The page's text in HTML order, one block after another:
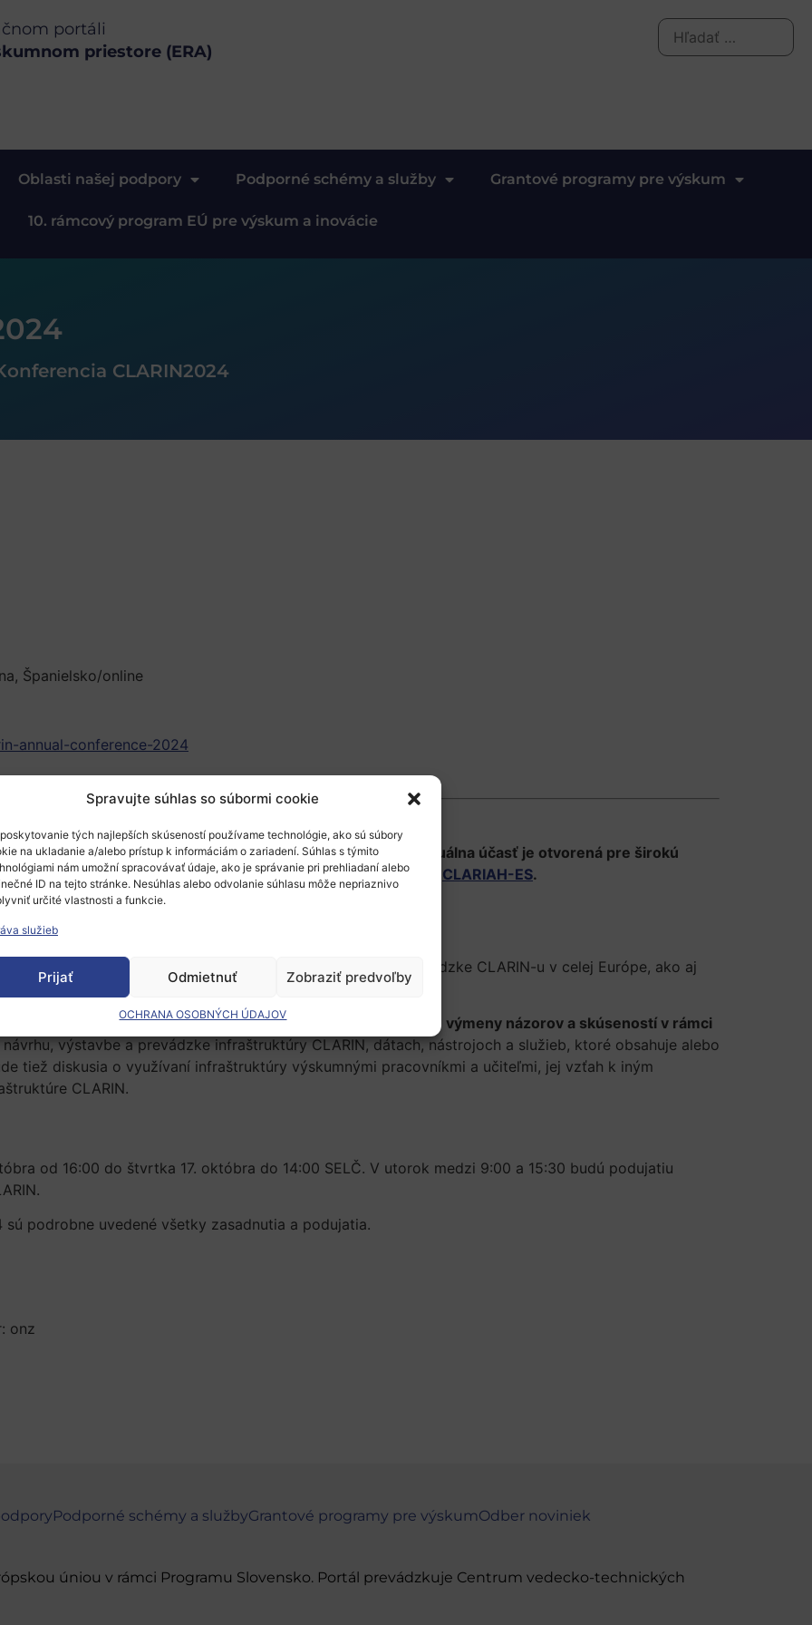
Spravujte súhlas so súbormi cookie
tých najlepších skúseností používame technológie, ako sú súbory
na ukladanie a/alebo prístup k informáciám o zariadení. Súhlas s týmito
nám umožní spracovávať údaje, ako je správanie pri prehliadaní alebo
ID na tejto stránke. Nesúhlas alebo odvolanie súhlasu môže nepriaznivo
určité vlastnosti a funkcie.
služieb
Prijať Odmietnuť Zobraziť predvoľby
OCHRANA OSOBNÝCH ÚDAJOV
portáli
priestore (ERA)
Oblasti našej podpory Podporné schémy a služby Grantové programy pre výskum
10. rámcový program EÚ pre výskum a inovácie
CLARIN2024
Španielsko/online
annual-conference-2024
17. októbra 2024 hybridnou formou (Barcelona/online). Virtuálna účasť je otvorená pre širokú
digitálnou infraštruktúrouCLARIN-ERICv spolupráci s CLARIAH-ES.
podujatím pre tých, ktorí pracujú na budovaní a prevádzke CLARIN-u v celej Európe, ako aj
a spoločenských vedách.
širšiu komunitu humanitných a spoločenských vied s cieľom výmeny názorov a skúseností v rámci
výstavbe a prevádzke infraštruktúry CLARIN, dátach, nástrojoch a služieb, ktoré obsahuje alebo
tiež diskusia o využívaní infraštruktúry výskumnými pracovníkmi a učiteľmi, jej vzťah k iným
CLARIN.
od 16:00 do štvrtka 17. októbra do 14:00 SELČ. V utorok medzi 9:00 a 15:30 budú podujatiu
sú podrobne uvedené všetky zasadnutia a podujatia.
onz
Podporné schémy a službyGrantové programy pre výskumOdber noviniek
úniou v rámci Programu Slovensko. Portál prevádzkuje Centrum vedecko-technických